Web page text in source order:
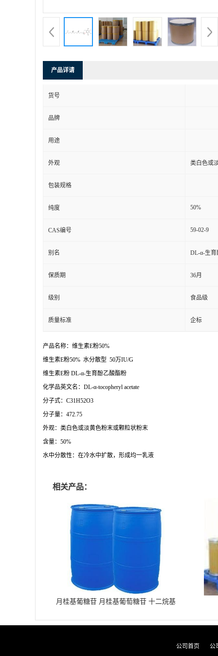
产品详请
货号
品牌
用途
外观 类白色或
包装规格
纯度 50%
CAS编号 59-02-9
别名 DL-α-生
保质期 36月
级别 食品级
质量标准 企标
产品名称： 维生素E粉50%
维生素E粉50% 水分散型 50万IU/G
维生素E粉 DL-α-生育酚乙酸酯粉
化学品英文名：DL-α-tocopheryl acetate
分子式：C31H52O3
分子量：472.75
外观：类白色或淡黄色粉末或颗粒状粉末
含量：50%
水中分散性：在冷水中扩散，形成均一乳液
相关产品：
月桂基葡糖苷 月桂基葡萄糖苷 十二烷基
公司首页 公